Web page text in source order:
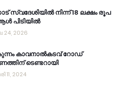
സ്വദേശിയിൽ നിന്ന് 18 ലക്ഷം രൂപ
പിടിയിൽ
2026
കാവനാല്‍കടവ് റോഡ്
ടെണ്ടറായി
11, 2024